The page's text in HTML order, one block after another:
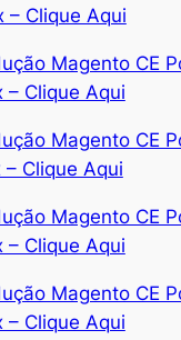
– Clique Aqui
Magento CE
– Clique Aqui
Magento CE
– Clique Aqui
Magento CE
– Clique Aqui
Magento CE
– Clique Aqui